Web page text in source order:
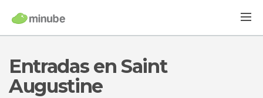
Entradas en Saint
Augustine